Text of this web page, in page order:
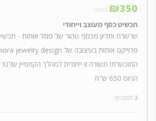
₪350 ומעלה
תכשיט כסף מעוצב וייחודי
שרשרת ותליון מכסף טהור של סמל אותות -
המוכשרת! תשורה זו ייחודית למהלך הקמפיין
הגיוס 650 ש"ח
3 תומכים